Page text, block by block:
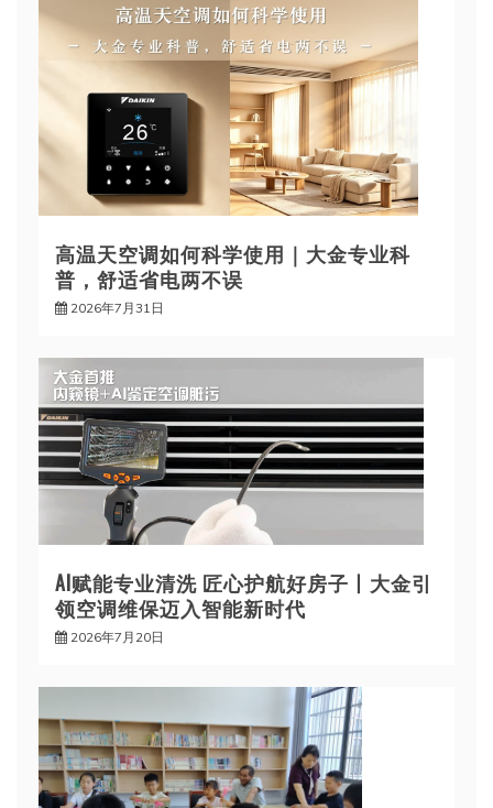
高温天空调如何科学使用｜大金专业科
普，舒适省电两不误
2026年7月31日
AI赋能专业清洗 匠心护航好房子丨大金引
领空调维保迈入智能新时代
2026年7月20日